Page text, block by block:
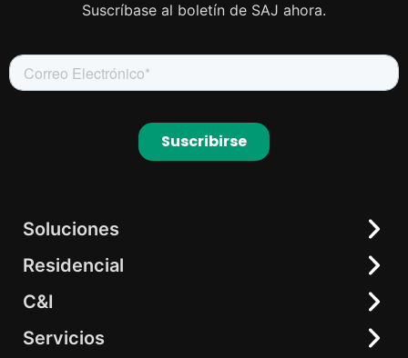
Suscríbase al boletín de SAJ ahora.
Soluciones
Residencial
C&I
elekeeper
Residencial
Soluciones Todo en Uno
Inversor Híbrido
C&I
Almacenamiento de Energía Todo en Uno
Servicios